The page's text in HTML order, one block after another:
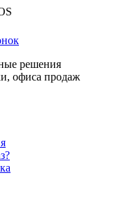
решения
офиса продаж